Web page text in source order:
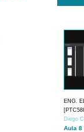
ENG.
Diego
Aula 8